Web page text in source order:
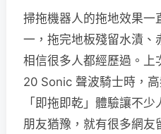
掃拖機器人的拖地效果一
一，拖完地板殘留水漬、
相信很多人都經歷過。上
20 Sonic 聲波騎士時，
「即拖即乾」體驗讓不
朋友猶豫，就有很多網友